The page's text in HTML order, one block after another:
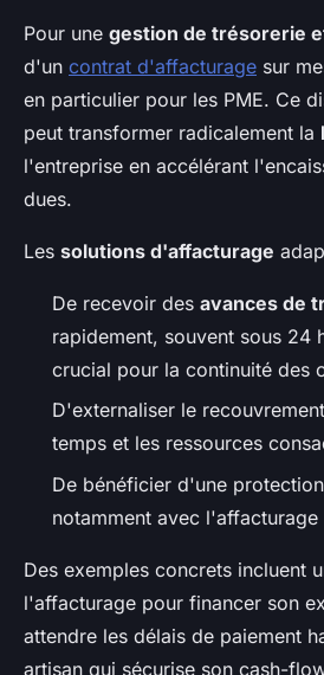
Pour une gestion de trésorerie
d'un contrat d'affacturage sur
en particulier pour les PME. Ce
peut transformer radicalement la
l'entreprise en accélérant
dues.
Les solutions d'affacturage
De recevoir des avances de
rapidement, souvent sous 24
crucial pour la continuité des
D'externaliser le
temps et les ressources
De bénéficier d'une
notamment avec l'affacturage
Des exemples concrets incluent
l'affacturage pour financer son
attendre les délais de paiement
artisan qui sécurise son cash-